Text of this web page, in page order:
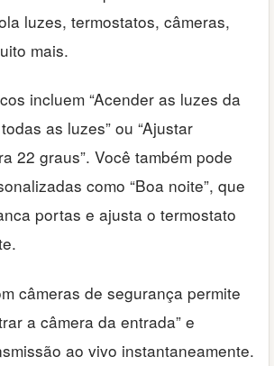
luzes, termostatos, câmeras,
mais.
incluem “Acender as luzes da
as luzes” ou “Ajustar
22 graus”. Você também pode
como “Boa noite”, que
portas e ajusta o termostato
câmeras de segurança permite
a câmera da entrada” e
ao vivo instantaneamente.